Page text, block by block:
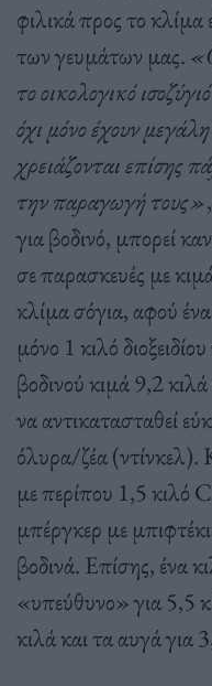
φιλικά προς το κλίμα
των γευμάτων μας.
το οικολογικό
όχι μόνο έχουν
χρειάζονται επίσης
την παραγωγή τους»
για βοδινό, μπορεί
σε παρασκευές με
κλίμα σόγια, αφού
μόνο 1 κιλό
βοδινού κιμά 9,2
να αντικατασταθεί
όλυρα/ζέα (ντίνκελ).
με περίπου 1,5 κιλό
μπέργκερ με
βοδινά. Επίσης, ένα
«υπεύθυνο» για 5,5
κιλά και τα αυγά για